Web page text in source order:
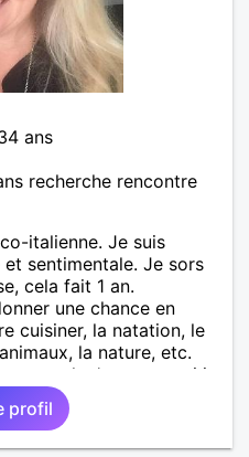
ans
recherche rencontre
italienne. Je suis
sentimentale. Je sors
cela fait 1 an.
une chance en
cuisiner, la natation, le
la nature, etc.
quelqu'un avec qui je
sérieuse stable
fidélité.
profil